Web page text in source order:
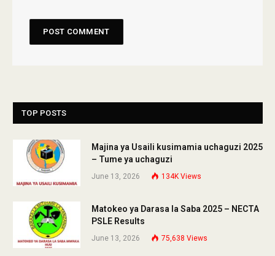
TOP POSTS
Majina ya Usaili kusimamia uchaguzi 2025
– Tume ya uchaguzi
June 13, 2026 134K Views
Matokeo ya Darasa la Saba 2025 – NECTA
PSLE Results
June 13, 2026 75,638 Views